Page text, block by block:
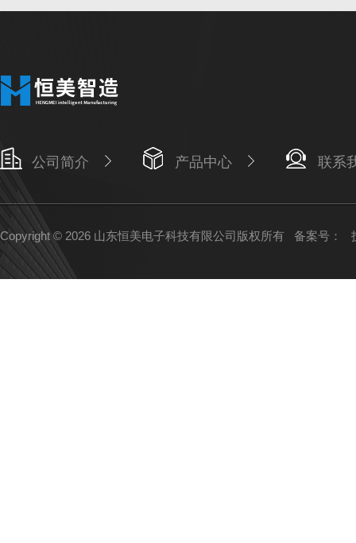
公司简介 产品中心 联系
Copyright © 2026 山东恒美电子科技有限公司版权所有 备案号：